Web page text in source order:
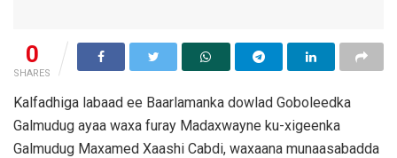
0
SHARES
Kalfadhiga labaad ee Baarlamanka dowlad Goboleedka
Galmudug ayaa waxa furay Madaxwayne ku-xigeenka
Galmudug Maxamed Xaashi Cabdi, waxaana munaasabadda